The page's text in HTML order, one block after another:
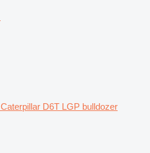
Caterpillar D6T LGP bulldozer